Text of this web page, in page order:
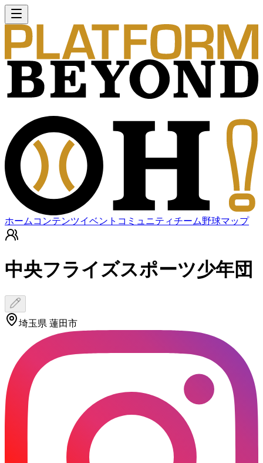
ホーム コンテンツイベント コミュニティチーム野球マップ
中央フライズスポーツ少年団
埼玉県 蓮田市